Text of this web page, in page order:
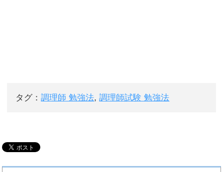
タグ：調理師 勉強法,調理師試験 勉強法